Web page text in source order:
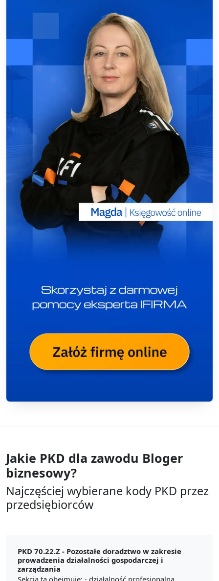
Jakie PKD dla zawodu Bloger
biznesowy?
Najczęściej wybierane kody PKD przez
przedsiębiorców
PKD 70.22.Z - Pozostałe doradztwo w zakresie
prowadzenia działalności gospodarczej i
zarządzania
Sekcja ta obejmuje: - działalność profesjonalną,